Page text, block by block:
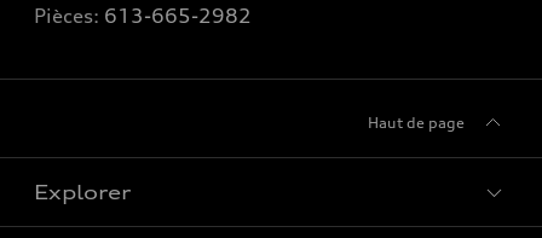
Pièces: 613-665-2982
Haut de page
Explorer